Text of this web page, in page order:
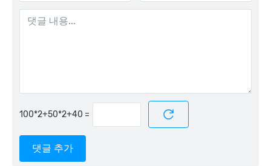
=
댓글 추가